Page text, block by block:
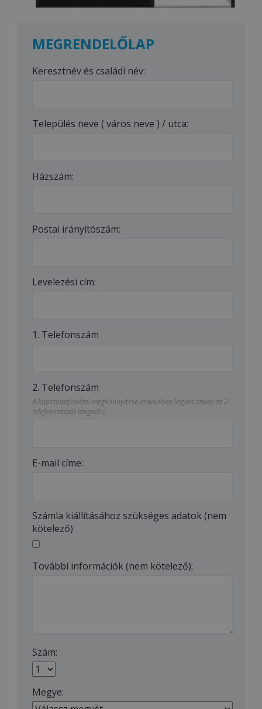
MEGRENDELŐLAP
Keresztnév és családi név:
Település neve ( város neve ) / utca:
Házszám:
Postai irányítószám:
Levelezési cím:
1. Telefonszám
2. Telefonszám
A kapcsolatfelvétel megkönnyítése érdekében legyen szíves az 2.
telefonszámát megadni:
E-mail címe:
Számla kiállításához szükséges adatok (nem
kötelező)
Továbbí információk (nem kötelező):
Szám:
Megye: